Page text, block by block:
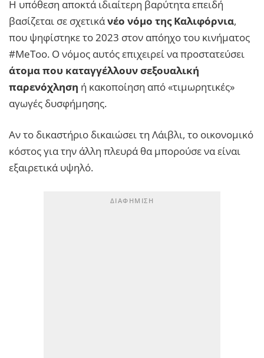
Η υπόθεση αποκτά ιδιαίτερη βαρύτητα επειδή
βασίζεται σε σχετικάνέο νόμο της Καλιφόρνια,
που ψηφίστηκε το 2023 στον απόηχο του κινήματος
#MeToo. Ο νόμος αυτός επιχειρεί να προστατεύσει
άτομα που καταγγέλλουν σεξουαλική
παρενόχληση ή κακοποίηση από «τιμωρητικές»
αγωγές δυσφήμησης.
Αν το δικαστήριο δικαιώσει τη Λάιβλι, το οικονομικό
κόστος για την άλλη πλευρά θα μπορούσε να είναι
εξαιρετικά υψηλό.